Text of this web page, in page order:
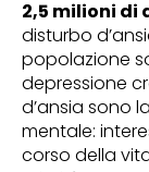
2,5 milioni
disturbo
popolazione
depressione
d’ansia sono
mentale:
corso della